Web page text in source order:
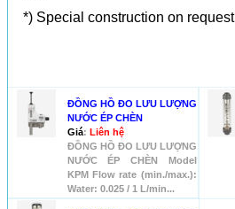
*) Special construction on request
ĐỒNG HỒ ĐO LƯU LƯỢNG
NƯỚC ÉP CHÈN
Giá: Liên hệ
ĐỒNG HỒ ĐO LƯU LƯỢNG
NƯỚC ÉP CHÈN Model
KPM Flow rate (min./max.):
Water: 0.025 / 1 L/min...